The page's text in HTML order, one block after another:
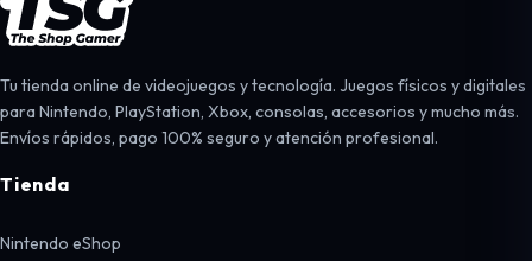
Tu tienda online de videojuegos y tecnología. Juegos físicos y digitales
para Nintendo, PlayStation, Xbox, consolas, accesorios y mucho más.
Envíos rápidos, pago 100% seguro y atención profesional.
Tienda
Nintendo eShop